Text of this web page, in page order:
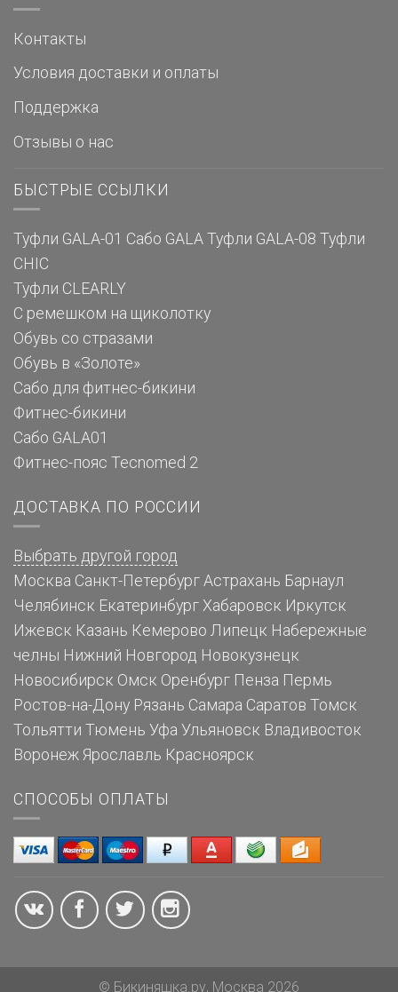
Контакты
Условия доставки и оплаты
Поддержка
Отзывы о нас
БЫСТРЫЕ ССЫЛКИ
Туфли GALA-01 Сабо GALA Туфли GALA-08 Туфли
CHIC
Туфли CLEARLY
С ремешком на щиколотку
Обувь со стразами
Обувь в «Золоте»
Сабо для фитнес-бикини
Фитнес-бикини
Сабо GALA01
Фитнес-пояс Tecnomed 2
ДОСТАВКА ПО РОССИИ
Выбрать другой город
Москва Санкт-Петербург Астрахань Барнаул
Челябинск Екатеринбург Хабаровск Иркутск
Ижевск Казань Кемерово Липецк Набережные
челны Нижний Новгород Новокузнецк
Новосибирск Омск Оренбург Пенза Пермь
Ростов-на-Дону Рязань Самара Саратов Томск
Тольятти Тюмень Уфа Ульяновск Владивосток
Воронеж Ярославль Красноярск
СПОСОБЫ ОПЛАТЫ
© Бикиняшка.ру, Москва 2026